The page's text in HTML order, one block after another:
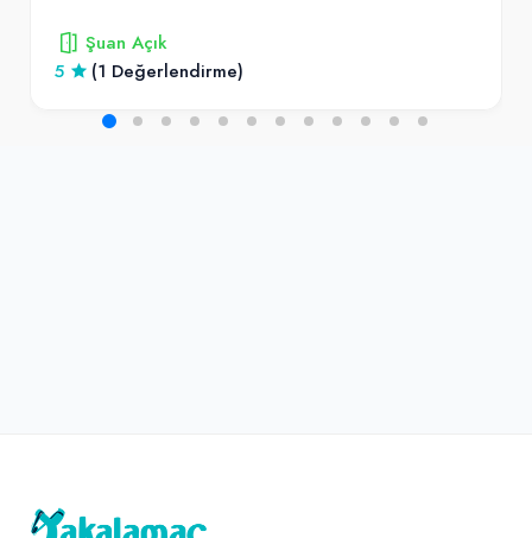
Şuan Açık
5
(1 Değerlendirme)